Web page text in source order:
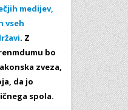
medijev,
vseh
. Z
bo
zveza,
da jo
spola.